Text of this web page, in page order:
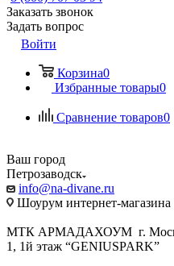
Заказать звонок
Задать вопрос
Войти
Корзина0
Избранные товары0
Сравнение товаров0
Ваш город
Петрозаводск
info@na-divane.ru
Шоурум интернет-
МТК АРМАДАХОУМ г.
1, 1й этаж “GENIUSPARK”